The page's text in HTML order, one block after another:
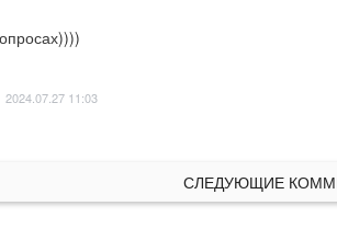
2024.07.27 11:03
СЛЕДУЮЩИЕ